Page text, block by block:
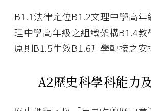
B1.1法律定位B1.2文理中學高年
理中學高年級之組織架構B1.4教
原則B1.5生效B1.6升學轉接之安
A2歷史科學科能力